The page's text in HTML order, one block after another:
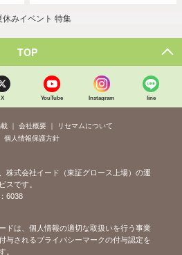
みイベント 特集
TOP
X YouTube Instagram line
会社概要
リセマムについて
個人情報保護方針
株式会社イード（東証グロース上場）の運
スです。
6038
ドは、個人情報の適切な取扱いを行う事業
与されるプライバシーマークの付与認定を
。